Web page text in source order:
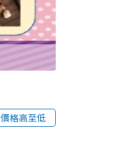
價格高至低